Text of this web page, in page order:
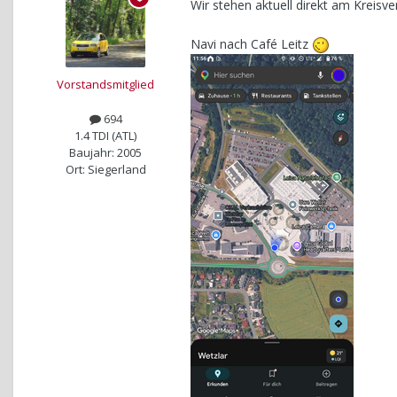
Vorstandsmitglied
694
1.4 TDI (ATL)
Baujahr: 2005
Ort: Siegerland
Wir stehen aktuell direkt am
Navi nach Café Leitz